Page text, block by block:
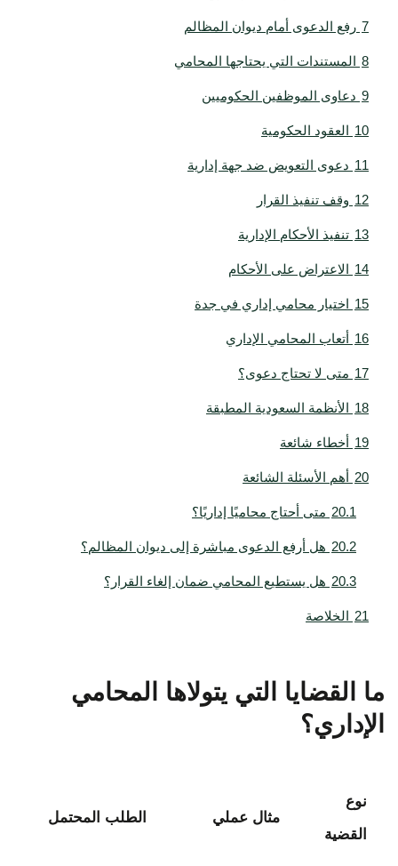
7 رفع الدعوى أمام ديوان المظالم
8 المستندات التي يحتاجها المحامي
9 دعاوى الموظفين الحكوميين
10 العقود الحكومية
11 دعوى التعويض ضد جهة إدارية
12 وقف تنفيذ القرار
13 تنفيذ الأحكام الإدارية
14 الاعتراض على الأحكام
15 اختيار محامي إداري في جدة
16 أتعاب المحامي الإداري
17 متى لا تحتاج دعوى؟
18 الأنظمة السعودية المطبقة
19 أخطاء شائعة
20 أهم الأسئلة الشائعة
20.1 متى أحتاج محاميًا إداريًا؟
20.2 هل أرفع الدعوى مباشرة إلى ديوان المظالم؟
20.3 هل يستطيع المحامي ضمان إلغاء القرار؟
21 الخلاصة
ما القضايا التي يتولاها المحامي
الإداري؟
نوع
القضية
مثال عملي الطلب المحتمل